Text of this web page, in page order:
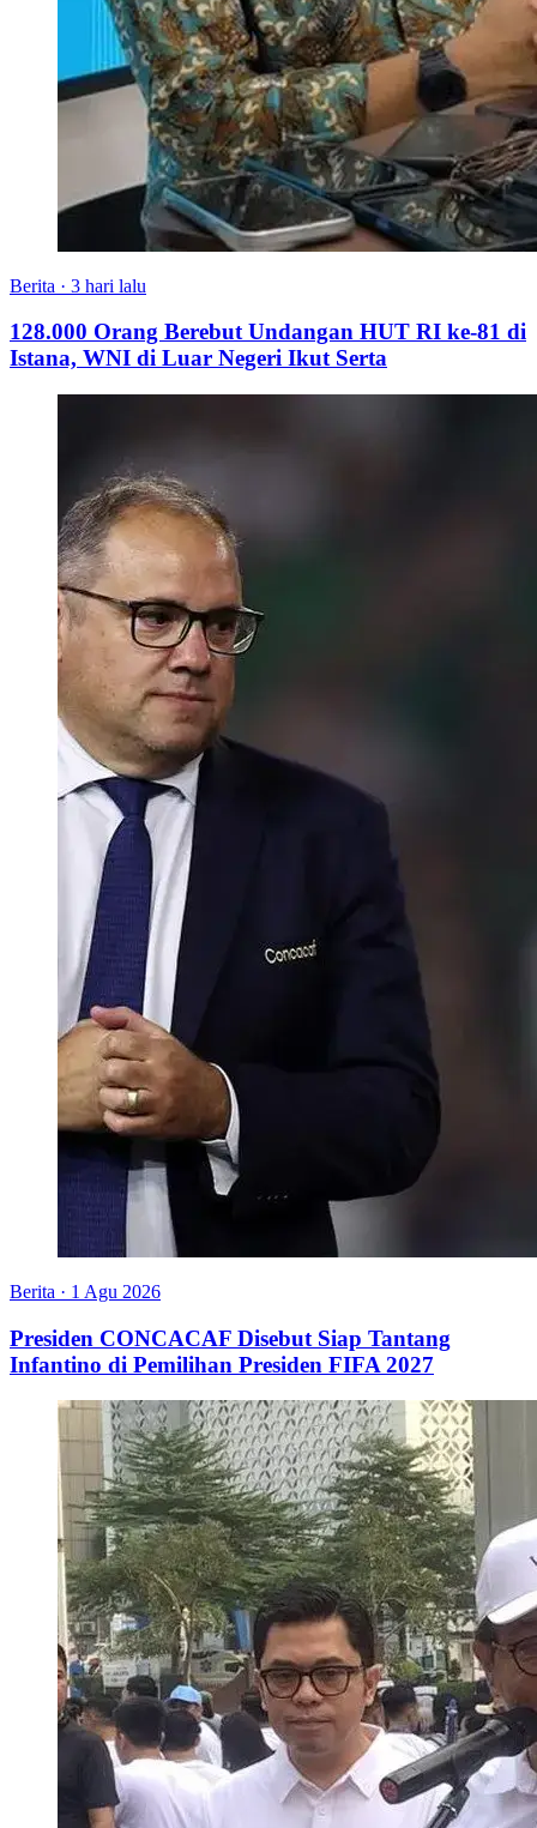
Berita · 3 hari lalu
128.000 Orang Berebut Undangan HUT RI ke-81 di
Istana, WNI di Luar Negeri Ikut Serta
Berita · 1 Agu 2026
Presiden CONCACAF Disebut Siap Tantang
Infantino di Pemilihan Presiden FIFA 2027